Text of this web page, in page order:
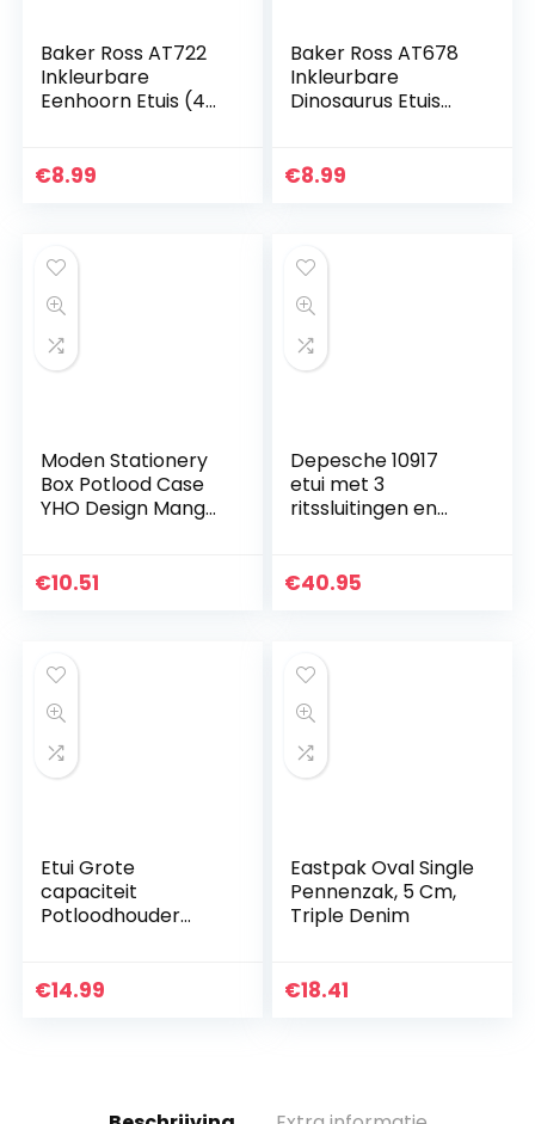
Baker Ross AT722
Inkleurbare
Eenhoorn Etuis (4
Knutselsets voor
€8.99
Baker Ross AT678
Inkleurbare
Dinosaurus Etuis
Knutselsets voor
€8.99
Moden Stationery
Box Potlood Case
YHO Design Manga
voor school,
€10.51
Depesche 10917
etui met 3
ritssluitingen en
tijgermotief, ca. 7,5
€40.95
Etui Grote
capaciteit
Potloodhouder
Opslagorganisator
€14.99
Eastpak Oval Single
Pennenzak, 5 Cm,
Triple Denim
€18.41